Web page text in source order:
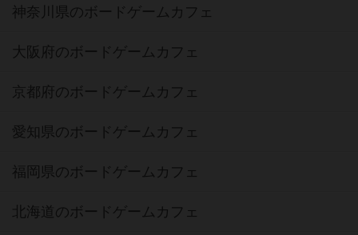
神奈川県のボードゲームカフェ
大阪府のボードゲームカフェ
京都府のボードゲームカフェ
愛知県のボードゲームカフェ
福岡県のボードゲームカフェ
北海道のボードゲームカフェ